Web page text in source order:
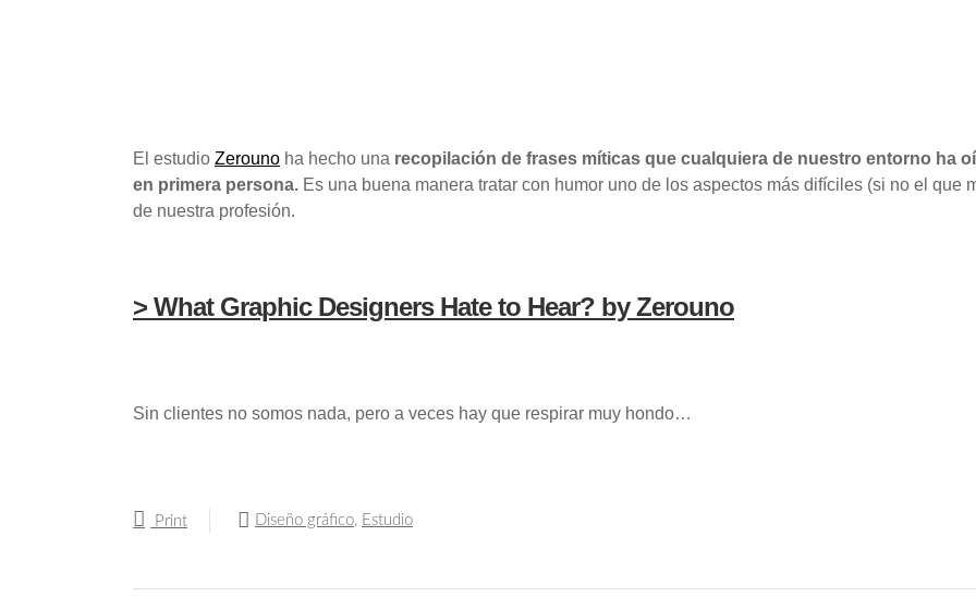
El estudio Zerouno ha hecho una recopilación de frases míticas que cualquiera de nuestro entorno ha
en primera persona. Es una buena manera tratar con humor uno de los aspectos más difíciles (si no el que
de nuestra profesión.
> What Graphic Designers Hate to Hear? by Zerouno
Sin clientes no somos nada, pero a veces hay que respirar muy hondo…
Print Diseño gráfico, Estudio